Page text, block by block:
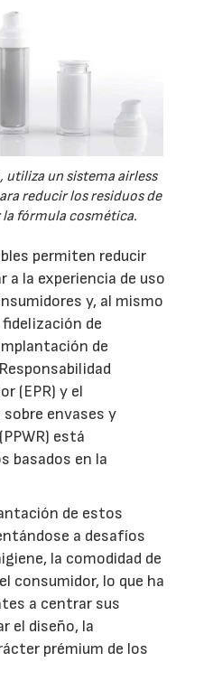
utiliza un sistema airless
reducir los residuos de
la fórmula cosmética.
permiten reducir
a la experiencia de uso
y, al mismo
de
de
(EPR) y el
envases y
está
basados en la
de estos
a desafíos
la comodidad de
consumidor, lo que ha
a centrar sus
el diseño, la
prémium de los